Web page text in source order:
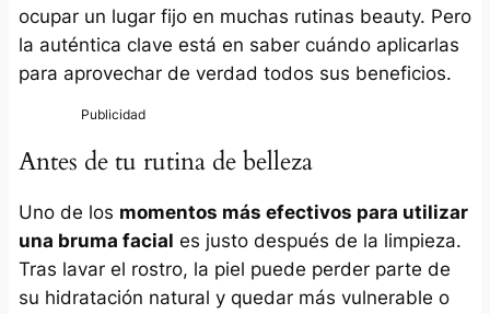
ocupar un lugar fijo en muchas rutinas beauty. Pero
la auténtica clave está en saber cuándo aplicarlas
para aprovechar de verdad todos sus beneficios.
Antes de tu rutina de belleza
Uno de los momentos más efectivos para utilizar
una bruma facial es justo después de la limpieza.
Tras lavar el rostro, la piel puede perder parte de
su hidratación natural y quedar más vulnerable o